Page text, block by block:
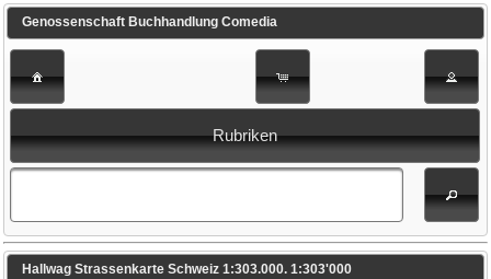
Genossenschaft Buchhandlung Comedia
Rubriken
Hallwag Strassenkarte Schweiz 1:303.000. 1:303'000